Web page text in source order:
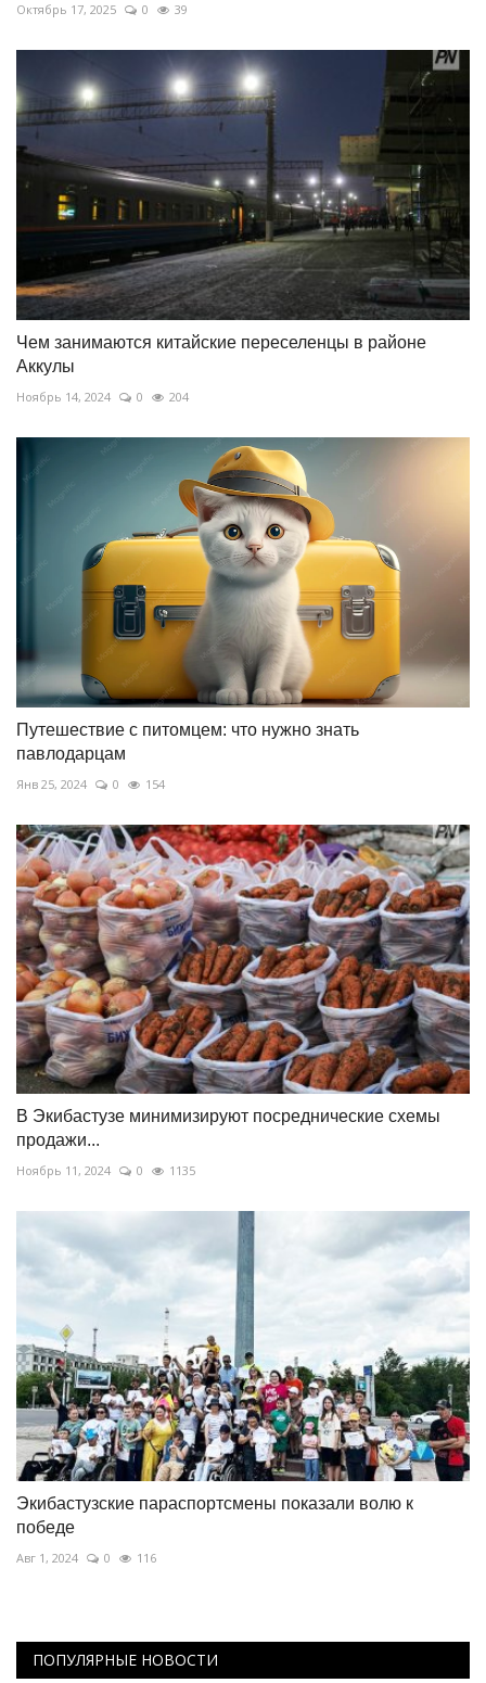
Октябрь 17, 2025 0 39
Чем занимаются китайские переселенцы в районе
Аккулы
Ноябрь 14, 2024 0 204
Путешествие с питомцем: что нужно знать
павлодарцам
Янв 25, 2024 0 154
В Экибастузе минимизируют посреднические схемы
продажи...
Ноябрь 11, 2024 0 1135
Экибастузские параспортсмены показали волю к
победе
Авг 1, 2024 0 116
ПОПУЛЯРНЫЕ НОВОСТИ